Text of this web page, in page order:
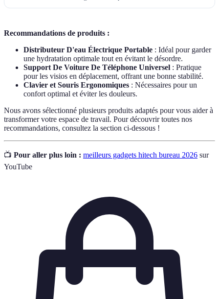
Recommandations de produits :
Distributeur D'eau Électrique Portable : Idéal pour garder
une hydratation optimale tout en évitant le désordre.
Support De Voiture De Téléphone Universel : Pratique
pour les visios en déplacement, offrant une bonne stabilité.
Clavier et Souris Ergonomiques : Nécessaires pour un
confort optimal et éviter les douleurs.
Nous avons sélectionné plusieurs produits adaptés pour vous aider à
transformer votre espace de travail. Pour découvrir toutes nos
recommandations, consultez la section ci-dessous !
📺 Pour aller plus loin : meilleurs gadgets hitech bureau 2026 sur
YouTube